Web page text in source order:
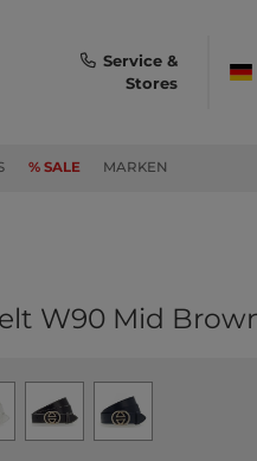
% SALE MARKEN
Service &
Stores
W90 Mid